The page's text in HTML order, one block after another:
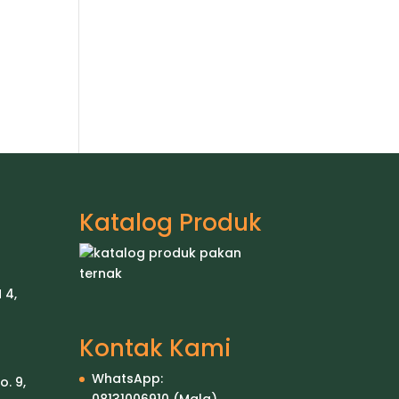
4,
9,
Katalog Produk
Kontak Kami
WhatsApp: